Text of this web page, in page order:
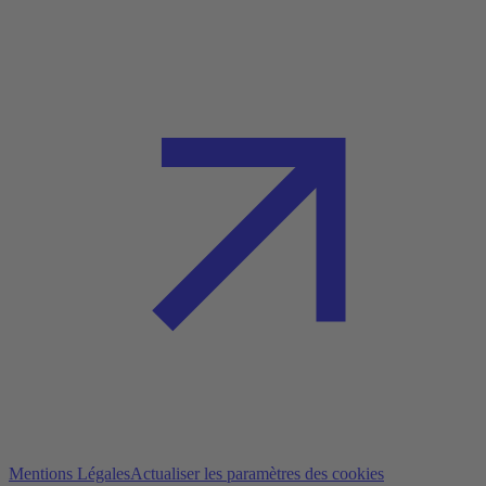
Mentions LégalesActualiser les paramètres des cookies